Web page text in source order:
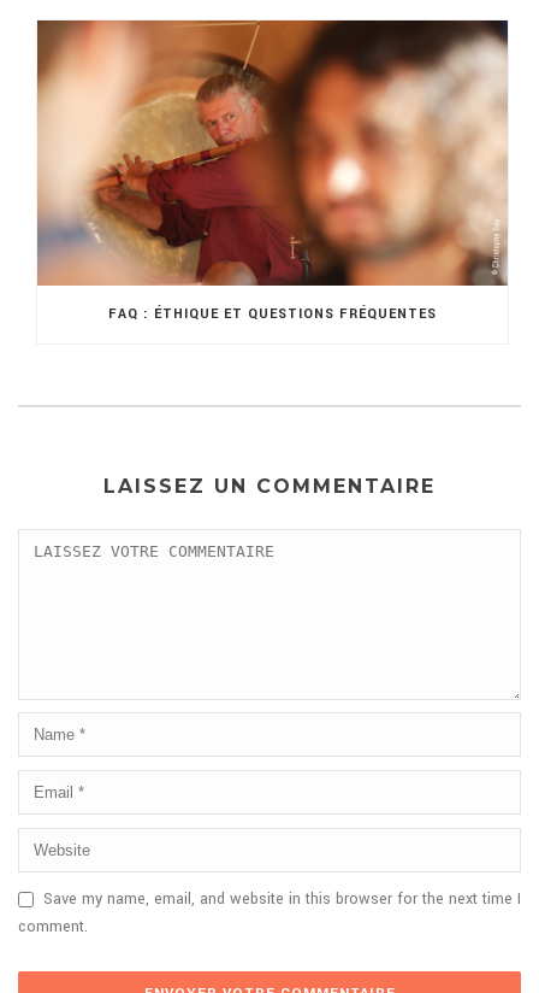
FAQ : ÉTHIQUE ET QUESTIONS FRÉQUENTES
LAISSEZ UN COMMENTAIRE
Save my name, email, and website in this browser for the next time I
comment.